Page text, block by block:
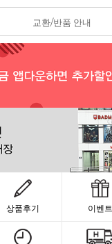
교환/반품 안내
상품후기 이벤트